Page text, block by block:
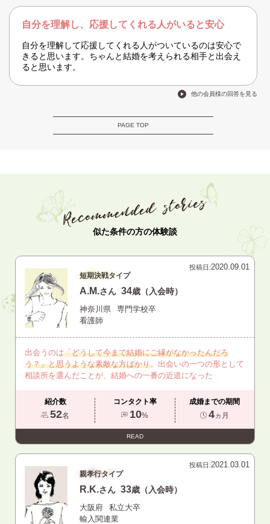
自分を理解し、応援してくれる人がいると安心
自分を理解して応援してくれる人がついているのは安心で
きると思います。ちゃんと結婚を考えられる相手と出会え
ると思います。
他の会員様の回答を見る
PAGE TOP
似た条件の方の体験談
投稿日:2020.09.01
短期決戦タイプ
A.M.さん 34歳（入会時）
神奈川県
専門学校卒
看護師
出会うのは「どうして今まで結婚にご縁がなかったんだろ
う？」と思うような素敵な方ばかり。出会いの一つの形として
相談所を選んだことが、結婚への一番の近道になった
紹介数
52名
コンタクト率
10%
成婚までの期間
4ヵ月
READ
投稿日:2021.03.01
親孝行タイプ
R.K.さん 33歳（入会時）
大阪府
私立大卒
輸入関連業